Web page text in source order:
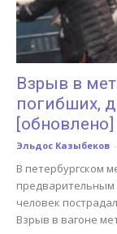
Взрыв в
погибших,
[обновлено]
Эльдос Казыбеков -
В петербургском
предварительным
человек
Взрыв в вагоне